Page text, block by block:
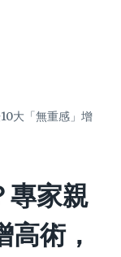
大「無重感」增
專家親
術，